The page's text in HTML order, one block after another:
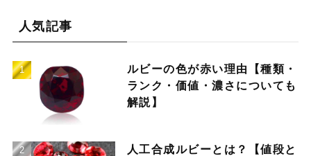
人気記事
ルビーの色が赤い理由【種類・
ランク・価値・濃さについても
解説】
人工合成ルビーとは？【値段と